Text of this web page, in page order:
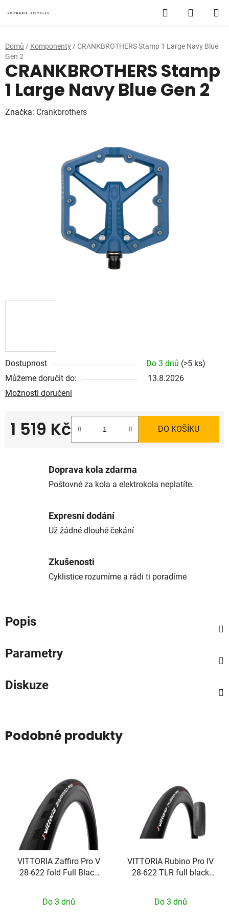
na
obsah
Hledat
KOŠÍK
Domů / Komponenty / CRANKBROTHERS Stamp 1 Large Navy Blue
Gen 2
Dostupnost Do 3 dnů (>5 ks)
Můžeme doručit do:
13.8.2026
Možnosti doručení
1 519 Kč DO KOŠÍKU
CRANKBROTHERS Stamp
1 Large Navy Blue Gen 2
Značka: Crankbrothers
Doprava kola zdarma
Poštovné za kola a elektrokola neplatíte.
Expresní dodání
Už žádné dlouhé čekání
Zkušenosti
Cyklistice rozumíme a rádi ti poradíme
Popis
Parametry
Diskuze
Podobné produkty
VITTORIA Zaffiro Pro V
28-622 fold Full Black
Do 3 dnů
VITTORIA Rubino Pro IV
28-622 TLR full black
Do 3 dnů